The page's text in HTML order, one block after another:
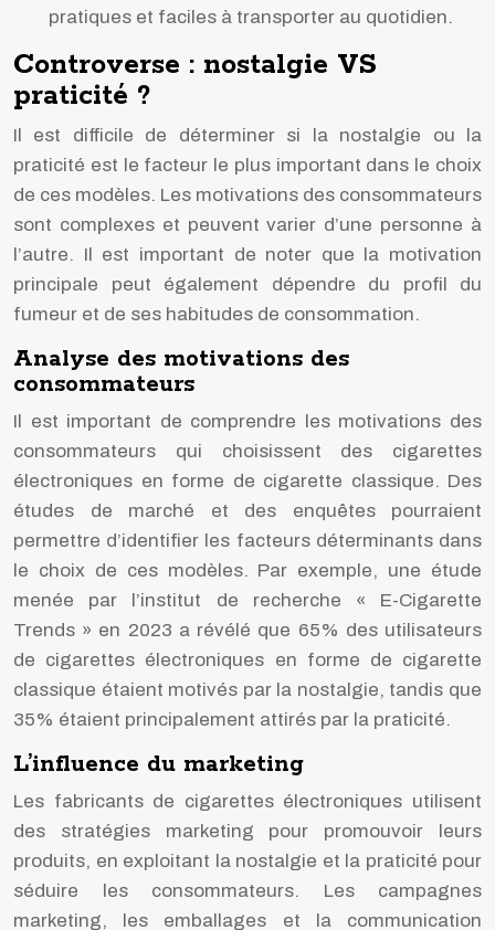
pratiques et faciles à transporter au quotidien.
Controverse : nostalgie VS
praticité ?
Il est difficile de déterminer si la nostalgie ou la
praticité est le facteur le plus important dans le choix
de ces modèles. Les motivations des consommateurs
sont complexes et peuvent varier d’une personne à
l’autre. Il est important de noter que la motivation
principale peut également dépendre du profil du
fumeur et de ses habitudes de consommation.
Analyse des motivations des
consommateurs
Il est important de comprendre les motivations des
consommateurs qui choisissent des cigarettes
électroniques en forme de cigarette classique. Des
études de marché et des enquêtes pourraient
permettre d’identifier les facteurs déterminants dans
le choix de ces modèles. Par exemple, une étude
menée par l’institut de recherche « E-Cigarette
Trends » en 2023 a révélé que 65% des utilisateurs
de cigarettes électroniques en forme de cigarette
classique étaient motivés par la nostalgie, tandis que
35% étaient principalement attirés par la praticité.
L’influence du marketing
Les fabricants de cigarettes électroniques utilisent
des stratégies marketing pour promouvoir leurs
produits, en exploitant la nostalgie et la praticité pour
séduire les consommateurs. Les campagnes
marketing, les emballages et la communication